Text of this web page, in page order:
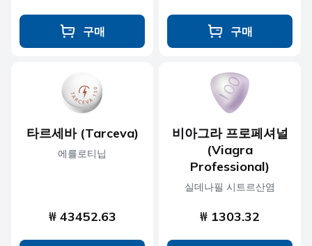
구매 구매
타르세바 (Tarceva)
에를로티닙
₩ 43452.63
비아그라 프로페셔널
(Viagra
Professional)
실데나필 시트르산염
₩ 1303.32